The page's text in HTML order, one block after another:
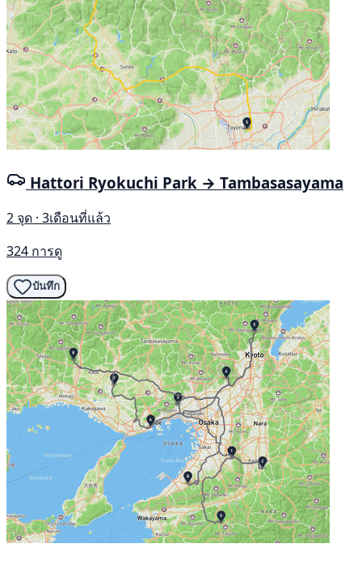
Hattori Ryokuchi Park → Tambasasayama
2 จุด · 3เดือนที่แล้ว
324 การดู
บันทึก